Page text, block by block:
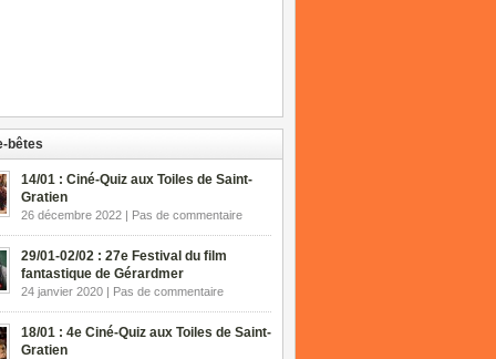
bêtes
14/01 : Ciné-Quiz aux Toiles de Saint-
Gratien
26 décembre 2022 | Pas de commentaire
29/01-02/02 : 27e Festival du film
fantastique de Gérardmer
24 janvier 2020 | Pas de commentaire
18/01 : 4e Ciné-Quiz aux Toiles de Saint-
Gratien